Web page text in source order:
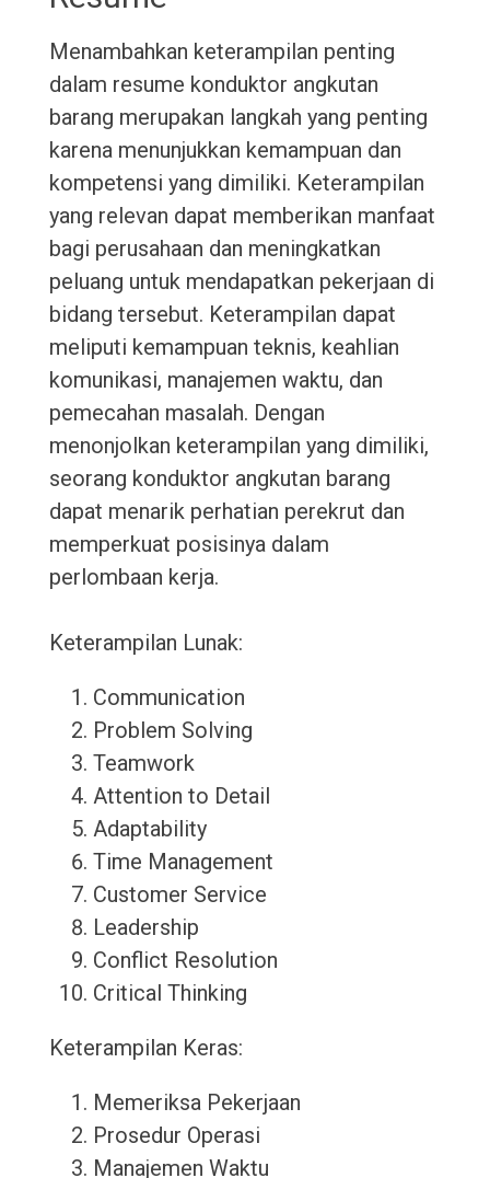
Menambahkan keterampilan penting
dalam resume konduktor angkutan
barang merupakan langkah yang penting
karena menunjukkan kemampuan dan
kompetensi yang dimiliki. Keterampilan
yang relevan dapat memberikan manfaat
bagi perusahaan dan meningkatkan
peluang untuk mendapatkan pekerjaan di
bidang tersebut. Keterampilan dapat
meliputi kemampuan teknis, keahlian
komunikasi, manajemen waktu, dan
pemecahan masalah. Dengan
menonjolkan keterampilan yang dimiliki,
seorang konduktor angkutan barang
dapat menarik perhatian perekrut dan
memperkuat posisinya dalam
perlombaan kerja.
Keterampilan Lunak:
Communication
Problem Solving
Teamwork
Attention to Detail
Adaptability
Time Management
Customer Service
Leadership
Conflict Resolution
Critical Thinking
Keterampilan Keras:
Memeriksa Pekerjaan
Prosedur Operasi
Manajemen Waktu